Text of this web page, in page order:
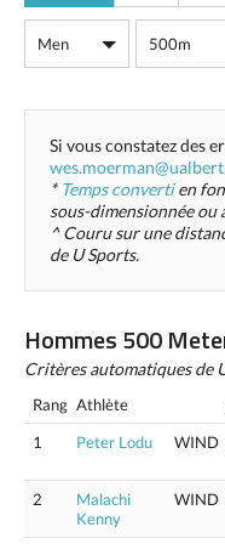
Si vous constatez des
* Temps convertien
sous-dimensionnée ou
^ Couru sur une
de U Sports.
Hommes 500
Critères automatiques de
Rang Athlète
1
Peter Lodu WIND
2
Malachi
Kenny
WIND